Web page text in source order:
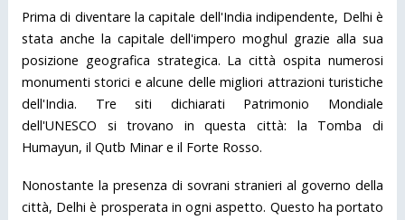
Prima di diventare la capitale dell'India indipendente, Delhi è
stata anche la capitale dell'impero moghul grazie alla sua
posizione geografica strategica. La città ospita numerosi
monumenti storici e alcune delle migliori attrazioni turistiche
dell'India. Tre siti dichiarati Patrimonio Mondiale
dell'UNESCO si trovano in questa città: la Tomba di
Humayun, il Qutb Minar e il Forte Rosso.
Nonostante la presenza di sovrani stranieri al governo della
città, Delhi è prosperata in ogni aspetto. Questo ha portato